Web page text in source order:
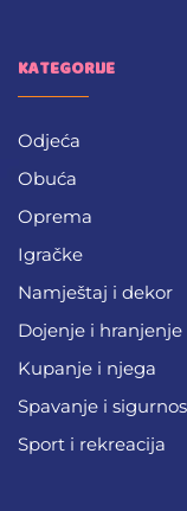
KATEGORIJE
Odjeća
Obuća
Oprema
Igračke
Namještaj i dekor
Dojenje i hranjenje
Kupanje i njega
Spavanje i
Sport i rekreacija